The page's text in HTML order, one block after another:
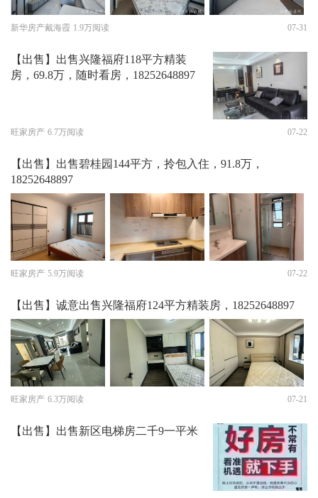
新华房产戴海霞 1.9万阅读 07-31
【出售】出售兴隆福府118平方精装
房，69.8万，随时看房，18252648897
旺家房产 6.7万阅读 07-22
【出售】出售碧桂园144平方，拎包入住，91.8万，
18252648897
旺家房产 5.9万阅读 07-22
【出售】诚意出售兴隆福府124平方精装房，18252648897
旺家房产 6.3万阅读 07-21
【出售】出售新区电梯房二千9一平米